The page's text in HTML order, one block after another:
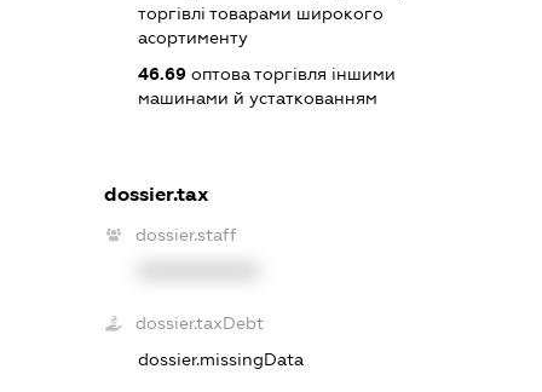
торгівлі товарами широкого
асортименту
46.69 оптова торгівля іншими
машинами й устаткованням
dossier.tax
dossier.staff
dossier.taxDebt
dossier.missingData